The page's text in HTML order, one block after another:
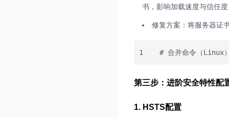
书，影响加载速度与信任
修复方案：将服务器证
1    # 合并命令（
第三步：进阶安全特性配
1. HSTS配置